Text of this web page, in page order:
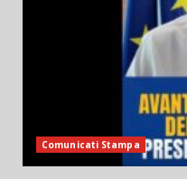
Comunicati Stampa